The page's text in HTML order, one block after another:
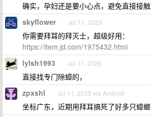
确实，孕妇还是要小心点，避免直接接触
skyflower Jul 11, 2025
你需要拜耳的拜灭士，超级好用：
https://item.jd.com/1975432.html
lylsh1993 Jul 11, 2025
直接找专门除蟑的，
zpxshl Jul 11, 2025 via Android
坐标广东，近期用拜耳搞死了好多只蟑螂